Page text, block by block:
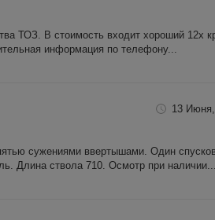
ТОЗ. В стоимость входит хороший 12х
информация по телефону...
13
сужениями ввертышами. Один
Длина ствола 710. Осмотр при наличии...